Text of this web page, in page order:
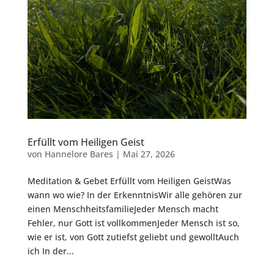
Erfüllt vom Heiligen Geist
von Hannelore Bares | Mai 27, 2026
Meditation & Gebet Erfüllt vom Heiligen GeistWas
wann wo wie? In der ErkenntnisWir alle gehören zur
einen MenschheitsfamilieJeder Mensch macht
Fehler, nur Gott ist vollkommenJeder Mensch ist so,
wie er ist, von Gott zutiefst geliebt und gewolltAuch
ich In der...